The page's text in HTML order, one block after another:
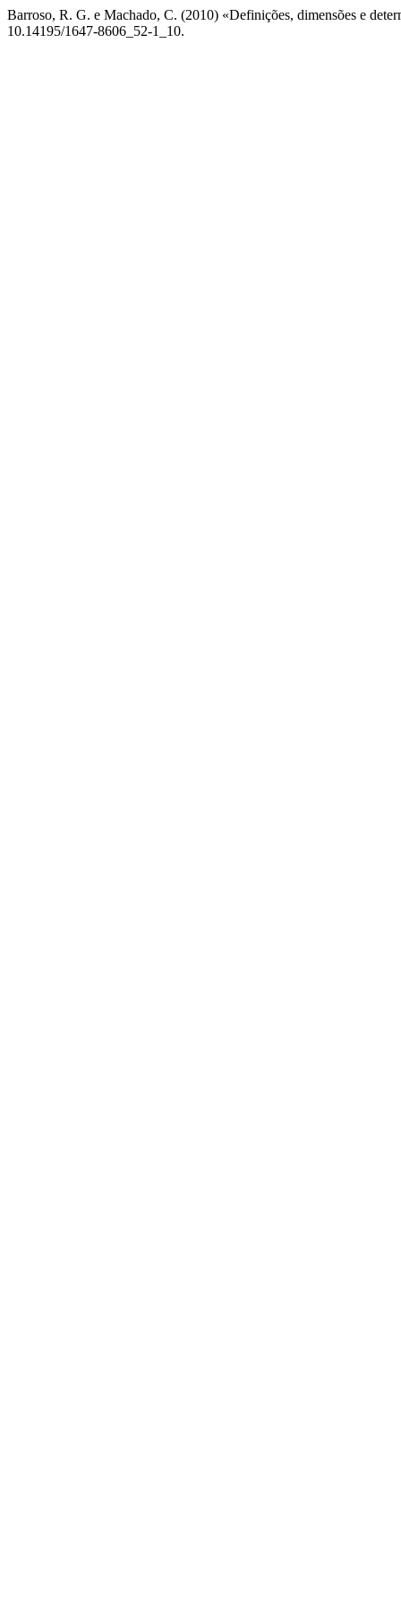
Barroso, R. G. e Machado, C. (2010) «Definições, dimensões e
10.14195/1647-8606_52-1_10.